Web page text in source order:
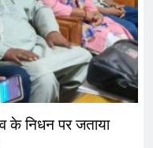
के निधन पर जताया